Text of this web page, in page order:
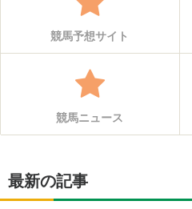
競馬予想サイト
競馬ニュース
最新の記事